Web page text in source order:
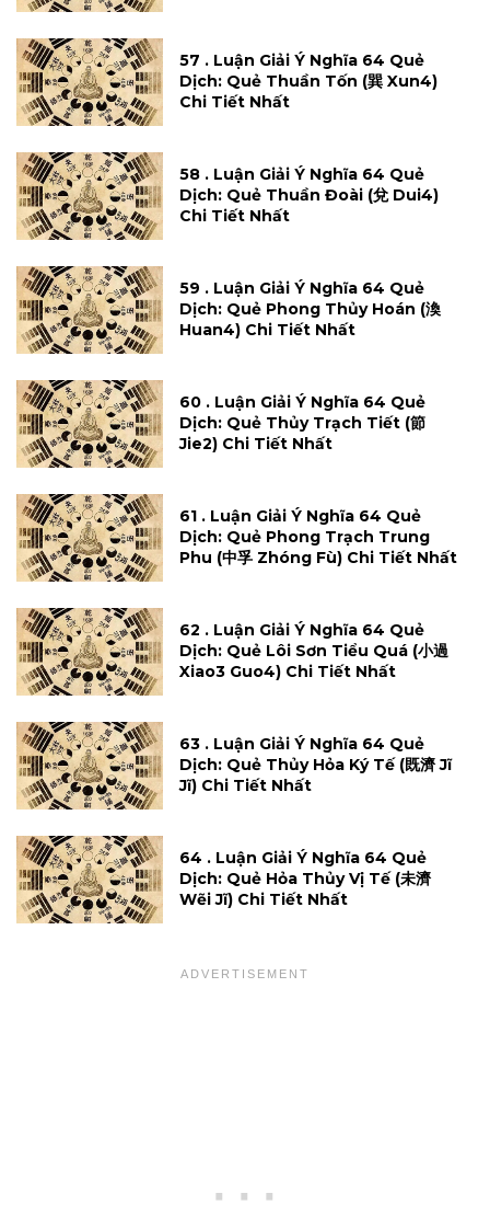
57 . Luận Giải Ý Nghĩa 64 Quẻ
Dịch: Quẻ Thuần Tốn (巽 Xun4)
Chi Tiết Nhất
58 . Luận Giải Ý Nghĩa 64 Quẻ
Dịch: Quẻ Thuần Đoài (兌 Dui4)
Chi Tiết Nhất
59 . Luận Giải Ý Nghĩa 64 Quẻ
Dịch: Quẻ Phong Thủy Hoán (渙
Huan4) Chi Tiết Nhất
60 . Luận Giải Ý Nghĩa 64 Quẻ
Dịch: Quẻ Thủy Trạch Tiết (節
Jie2) Chi Tiết Nhất
61 . Luận Giải Ý Nghĩa 64 Quẻ
Dịch: Quẻ Phong Trạch Trung
Phu (中孚 Zhóng Fù) Chi Tiết Nhất
62 . Luận Giải Ý Nghĩa 64 Quẻ
Dịch: Quẻ Lôi Sơn Tiểu Quá (小過
Xiao3 Guo4) Chi Tiết Nhất
63 . Luận Giải Ý Nghĩa 64 Quẻ
Dịch: Quẻ Thủy Hỏa Ký Tế (既濟 Jĩ
Jĩ) Chi Tiết Nhất
64 . Luận Giải Ý Nghĩa 64 Quẻ
Dịch: Quẻ Hỏa Thủy Vị Tế (未濟
Wẽi Jĩ) Chi Tiết Nhất